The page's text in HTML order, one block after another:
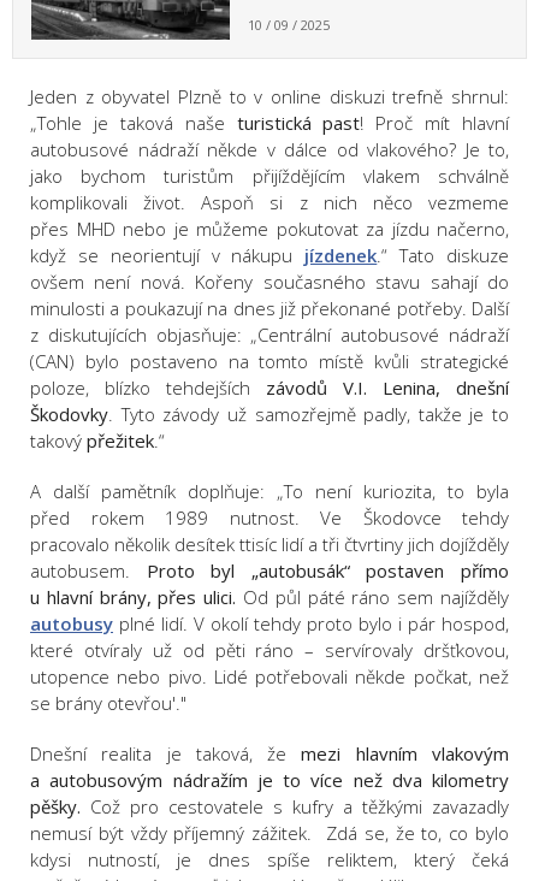
10 / 09 / 2025
Jeden z obyvatel Plzně to v online diskuzi trefně shrnul:
„Tohle je taková naše turistická past! Proč mít hlavní
autobusové nádraží někde v dálce od vlakového? Je to,
jako bychom turistům přijíždějícím vlakem schválně
komplikovali život. Aspoň si z nich něco vezmeme
přes MHD nebo je můžeme pokutovat za jízdu načerno,
když se neorientují v nákupu jízdenek.“ Tato diskuze
ovšem není nová. Kořeny současného stavu sahají do
minulosti a poukazují na dnes již překonané potřeby. Další
z diskutujících objasňuje: „Centrální autobusové nádraží
(CAN) bylo postaveno na tomto místě kvůli strategické
poloze, blízko tehdejších závodů V.I. Lenina, dnešní
Škodovky. Tyto závody už samozřejmě padly, takže je to
takový přežitek.“
A další pamětník doplňuje: „To není kuriozita, to byla
před rokem 1989 nutnost. Ve Škodovce tehdy
pracovalo několik desítek ttisíc lidí a tři čtvrtiny jich dojížděly
autobusem. Proto byl „autobusák“ postaven přímo
u hlavní brány, přes ulici. Od půl páté ráno sem najížděly
autobusy plné lidí. V okolí tehdy proto bylo i pár hospod,
které otvíraly už od pěti ráno – servírovaly dršťkovou,
utopence nebo pivo. Lidé potřebovali někde počkat, než
se brány otevřou'."
Dnešní realita je taková, žemezi hlavním vlakovým
a autobusovým nádražím je to více než dva kilometry
pěšky. Což pro cestovatele s kufry a těžkými zavazadly
nemusí být vždy příjemný zážitek. Zdá se, že to, co bylo
kdysi nutností, je dnes spíše reliktem, který čeká